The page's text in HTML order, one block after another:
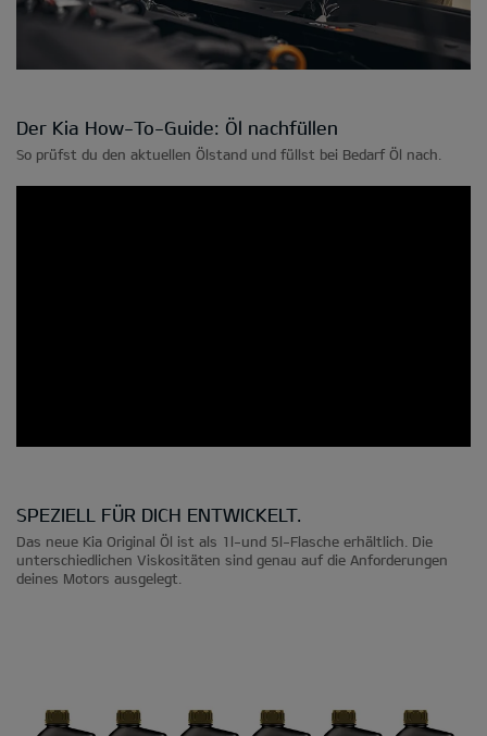
Der Kia How-To-Guide: Öl nachfüllen
So prüfst du den aktuellen Ölstand und füllst bei Bedarf Öl nach.
SPEZIELL FÜR DICH ENTWICKELT.
Das neue Kia Original Öl ist als 1l-und 5l-Flasche erhältlich. Die
unterschiedlichen Viskositäten sind genau auf die Anforderungen
deines Motors ausgelegt.